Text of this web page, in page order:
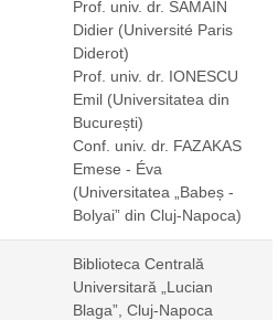
Prof. univ. dr. SAMAIN
Didier (Université Paris
Diderot)
Prof. univ. dr. IONESCU
Emil (Universitatea din
București)
Conf. univ. dr. FAZAKAS
Emese - Éva
(Universitatea „Babeș -
Bolyai” din Cluj-Napoca)
Biblioteca Centrală
Universitară „Lucian
Blaga”, Cluj-Napoca